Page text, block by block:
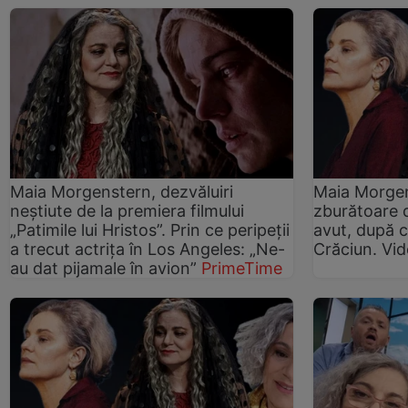
Maia Morgenstern, dezvăluiri
neștiute de la premiera filmului
„Patimile lui Hristos”. Prin ce peripeții
a trecut actrița în Los Angeles: „Ne-
au dat pijamale în avion” PrimeTime
Maia
zburătoare
avut, după
Crăciun.